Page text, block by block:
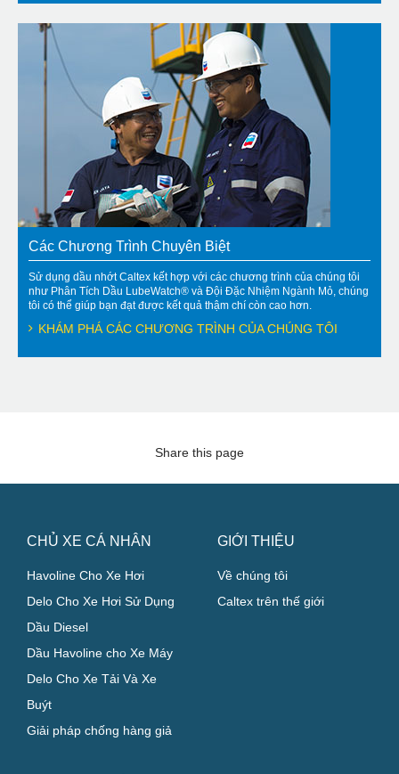
Các Chương Trình Chuyên Biệt
Sử dụng dầu nhớt Caltex kết hợp với các chương trình của chúng tôi
như Phân Tích Dầu LubeWatch® và Đội Đặc Nhiệm Ngành Mỏ, chúng
tôi có thể giúp bạn đạt được kết quả thậm chí còn cao hơn.
KHÁM PHÁ CÁC CHƯƠNG TRÌNH CỦA CHÚNG TÔI
Share this page
CHỦ XE CÁ NHÂN
Havoline Cho Xe Hơi
Delo Cho Xe Hơi Sử Dụng
Dầu Diesel
Dầu Havoline cho Xe Máy
Delo Cho Xe Tải Và Xe
Buýt
Giải pháp chống hàng giả
GIỚI THIỆU
Về chúng tôi
Caltex trên thế giới